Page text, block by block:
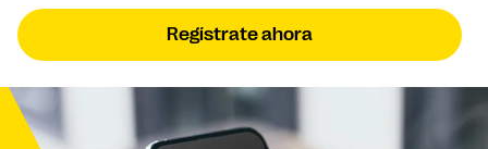
Regístrate ahora